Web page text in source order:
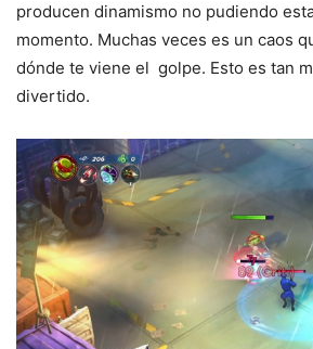
producen dinamismo no pudiendo
momento. Muchas veces es un caos
dónde te viene el golpe. Esto es tan
divertido.